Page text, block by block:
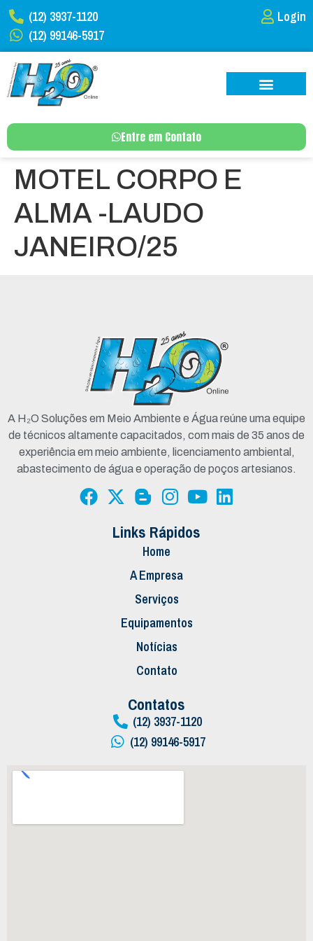
(12) 3937-1120
(12) 99146-5917
Login
Entre em Contato
MOTEL CORPO E
ALMA -LAUDO
JANEIRO/25
A H₂O Soluções em Meio Ambiente e Água reúne uma equipe
de técnicos altamente capacitados, com mais de 35 anos de
experiência em meio ambiente, licenciamento ambiental,
abastecimento de água e operação de poços artesianos.
Links Rápidos
Home
A Empresa
Serviços
Equipamentos
Notícias
Contato
Contatos
(12) 3937-1120
(12) 99146-5917